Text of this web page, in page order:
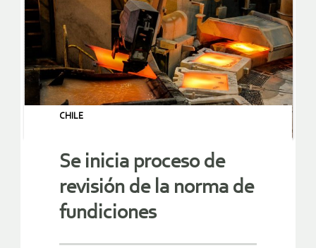
CHILE
Se inicia proceso de
revisión de la norma de
fundiciones